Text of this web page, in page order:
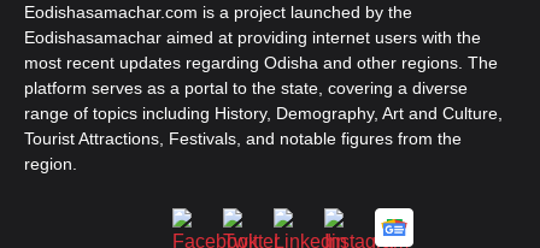
Eodishasamachar.com is a project launched by the
Eodishasamachar aimed at providing internet users with the
most recent updates regarding Odisha and other regions. The
platform serves as a portal to the state, covering a diverse
range of topics including History, Demography, Art and Culture,
Tourist Attractions, Festivals, and notable figures from the
region.